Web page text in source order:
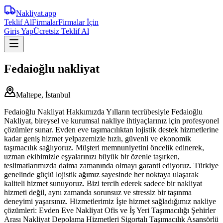
Nakliyat.app
Teklif AlFirmalarFirmalar İçin
Giriş YapÜcretsiz Teklif Al
Fedaioğlu nakliyat
Maltepe, İstanbul
Fedaioğlu Nakliyat Hakkımızda Yılların tecrübesiyle Fedaioğlu
Nakliyat, bireysel ve kurumsal nakliye ihtiyaçlarınız için profesyonel
çözümler sunar. Evden eve taşımacılıktan lojistik destek hizmetlerine
kadar geniş hizmet yelpazemizle hızlı, güvenli ve ekonomik
taşımacılık sağlıyoruz. Müşteri memnuniyetini öncelik edinerek,
uzman ekibimizle eşyalarınızı büyük bir özenle taşırken,
teslimatlarımızda daima zamanında olmayı garanti ediyoruz. Türkiye
genelinde güçlü lojistik ağımız sayesinde her noktaya ulaşarak
kaliteli hizmet sunuyoruz. Bizi tercih ederek sadece bir nakliyat
hizmeti değil, aynı zamanda sorunsuz ve stressiz bir taşınma
deneyimi yaşarsınız. Hizmetlerimiz İşte hizmet sağladığımız nakliye
çözümleri: Evden Eve Nakliyat Ofis ve İş Yeri Taşımacılığı Şehirler
Arası Nakliyat Depolama Hizmetleri Sigortalı Taşımacılık Asansörlü